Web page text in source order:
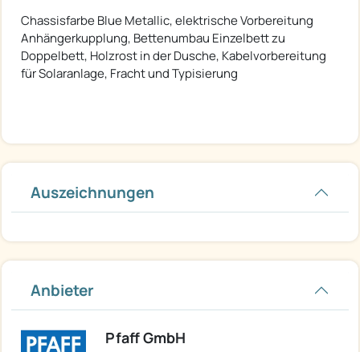
Chassisfarbe Blue Metallic, elektrische Vorbereitung
Anhängerkupplung, Bettenumbau Einzelbett zu
Doppelbett, Holzrost in der Dusche, Kabelvorbereitung
für Solaranlage, Fracht und Typisierung
Auszeichnungen
Anbieter
Pfaff GmbH